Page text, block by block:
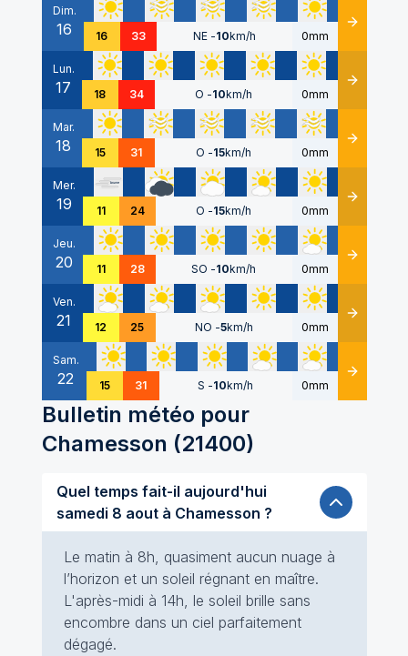
Dim.
16 16 33 NE -10km/h 0mm Détails
Lun.
17 18 34 O -10km/h 0mm Détails
Mar.
18 15 31 O -15km/h 0mm Détails
Mer.
19 11 24 O -15km/h 0mm Détails
Jeu.
20 11 28 SO -10km/h 0mm Détails
Ven.
21 12 25 NO -5km/h 0mm Détails
Sam.
22 15 31 S -10km/h 0mm Détails
Bulletin météo pour
Chamesson (21400)
Quel temps fait-il aujourd'hui
samedi 8 aout à Chamesson ?
Le matin à 8h, quasiment aucun nuage à
l’horizon et un soleil régnant en maître.
L'après-midi à 14h, le soleil brille sans
encombre dans un ciel parfaitement
dégagé.